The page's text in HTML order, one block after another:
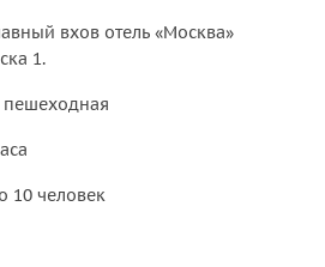
вхов отель «Москва»
1.
пешеходная
10 человек